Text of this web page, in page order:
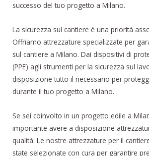
successo del tuo progetto a Milano.
La sicurezza sul cantiere è una priorità
Offriamo attrezzature specializzate per
sul cantiere a Milano. Dai dispositivi di
(PPE) agli strumenti per la sicurezza sul
disposizione tutto il necessario per
durante il tuo progetto a Milano.
Se sei coinvolto in un progetto edile a
importante avere a disposizione
qualità. Le nostre attrezzature per il
state selezionate con cura per garantire